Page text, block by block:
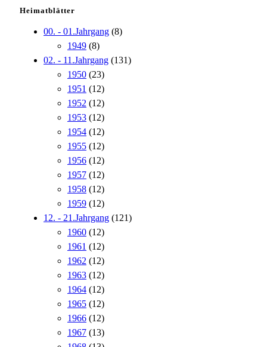
Heimatblätter
00. - 01.Jahrgang (8)
1949 (8)
02. - 11.Jahrgang (131)
1950 (23)
1951 (12)
1952 (12)
1953 (12)
1954 (12)
1955 (12)
1956 (12)
1957 (12)
1958 (12)
1959 (12)
12. - 21.Jahrgang (121)
1960 (12)
1961 (12)
1962 (12)
1963 (12)
1964 (12)
1965 (12)
1966 (12)
1967 (13)